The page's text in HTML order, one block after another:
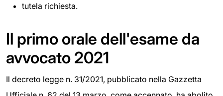
tutela richiesta.
Il primo orale dell'esame da
avvocato 2021
Il decreto legge n. 31/2021, pubblicato nella Gazzetta